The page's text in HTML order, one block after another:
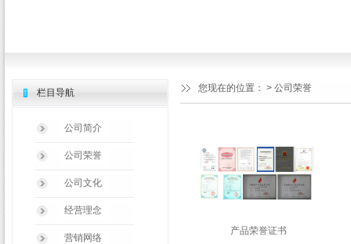
栏目导航
公司简介
公司荣誉
公司文化
经营理念
营销网络
您现在的位置： > 公司荣誉
产品荣誉证书